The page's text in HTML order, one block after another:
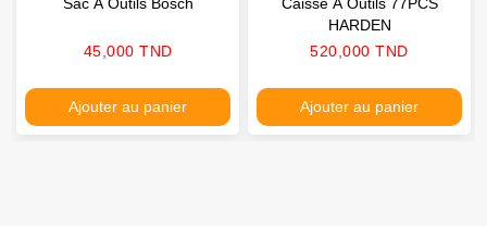
Prix
45,000 TND
Ajouter au panier
HARDEN
Prix
520,000 TND
Ajouter au panier